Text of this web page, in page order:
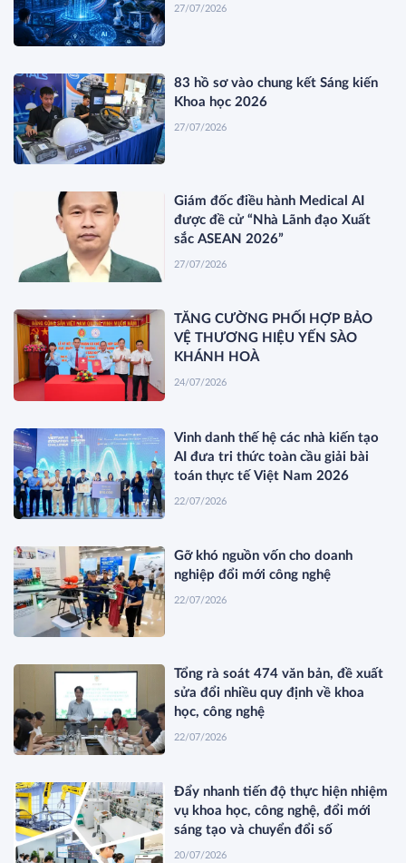
27/07/2026
83 hồ sơ vào chung kết Sáng kiến
Khoa học 2026
27/07/2026
Giám đốc điều hành Medical AI
được đề cử “Nhà Lãnh đạo Xuất
sắc ASEAN 2026”
27/07/2026
TĂNG CƯỜNG PHỐI HỢP BẢO
VỆ THƯƠNG HIỆU YẾN SÀO
KHÁNH HOÀ
24/07/2026
Vinh danh thế hệ các nhà kiến tạo
AI đưa tri thức toàn cầu giải bài
toán thực tế Việt Nam 2026
22/07/2026
Gỡ khó nguồn vốn cho doanh
nghiệp đổi mới công nghệ
22/07/2026
Tổng rà soát 474 văn bản, đề xuất
sửa đổi nhiều quy định về khoa
học, công nghệ
22/07/2026
Đẩy nhanh tiến độ thực hiện nhiệm
vụ khoa học, công nghệ, đổi mới
sáng tạo và chuyển đổi số
20/07/2026